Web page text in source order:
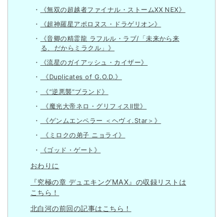
《無双の超越者ファイナル・ストームXX NEX》
《超神羅星アポロヌス・ドラゲリオン》
《音卿の精霊龍 ラフルル・ラブ/「未来から来
る、だからミラクル」》
《流星のガイアッシュ・カイザー》
《Duplicates of G.O.D.》
《“逆悪襲”ブランド》
《魔光大帝ネロ・グリフィスII世》
《ゲンムエンペラー ＜ヘヴィ.Star＞》
《ミロクの弟子 ニョライ》
《ゴッド・ゲート》
おわりに
『究極の章 デュエキングMAX』の収録リストは
こちら！
北白河の前回の記事はこちら！